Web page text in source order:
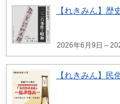
【れきみん】歴
2026年6月9日～
【れきみん】民